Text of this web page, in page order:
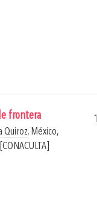
frontera
Quiroz. México,